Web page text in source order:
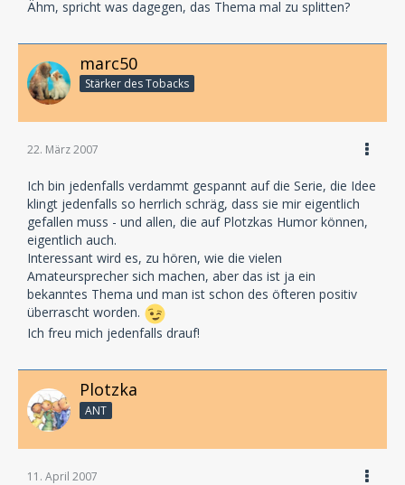
Ähm, spricht was dagegen, das Thema mal zu splitten?
marc50
Stärker des Tobacks
22. März 2007
Ich bin jedenfalls verdammt gespannt auf die Serie, die Idee
klingt jedenfalls so herrlich schräg, dass sie mir eigentlich
gefallen muss - und allen, die auf Plotzkas Humor können,
eigentlich auch.
Interessant wird es, zu hören, wie die vielen
Amateursprecher sich machen, aber das ist ja ein
bekanntes Thema und man ist schon des öfteren positiv
überrascht worden.
Ich freu mich jedenfalls drauf!
Plotzka
ANT
11. April 2007